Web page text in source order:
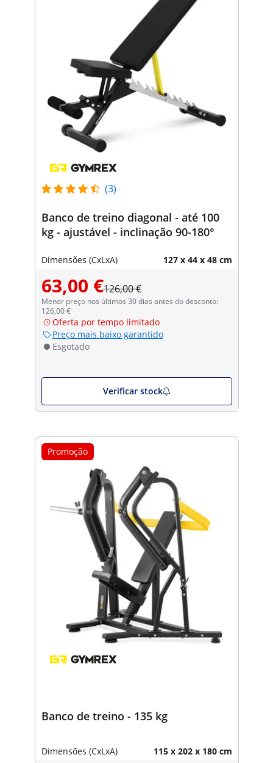
(3)
Banco de treino diagonal - até 100
kg - ajustável - inclinação 90-180°
Dimensões (CxLxA) 127 x 44 x 48 cm
63,00 €126,00 €
Menor preço nos últimos 30 dias antes do desconto:
126,00 €
Oferta por tempo limitado
Preço mais baixo garantido
Esgotado
Verificar stock
Promoção
Banco de treino - 135 kg
Dimensões (CxLxA) 115 x 202 x 180 cm